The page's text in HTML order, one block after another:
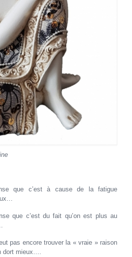
que c’est à cause de la fatigue
que c’est du fait qu’on est plus au
pas encore trouver la « vraie » raison
dort mieux….